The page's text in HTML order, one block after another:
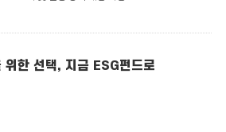
위한 선택, 지금 ESG펀드로